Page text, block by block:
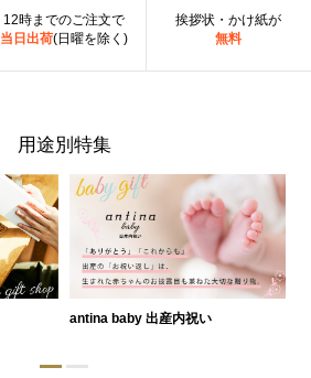
12時までのご注文で
当日出荷(日曜を除く)
挨拶状・かけ紙が
無料
用途別特集
antina baby 出産内祝い